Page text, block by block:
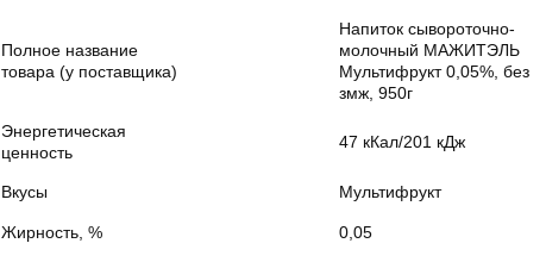
Полное название
товара (у поставщика)
Напиток сывороточно-
молочный МАЖИТЭЛЬ
Мультифрукт 0,05%, без
змж, 950г
Энергетическая
ценность
47 кКал/201 кДж
Вкусы Мультифрукт
Жирность, % 0,05